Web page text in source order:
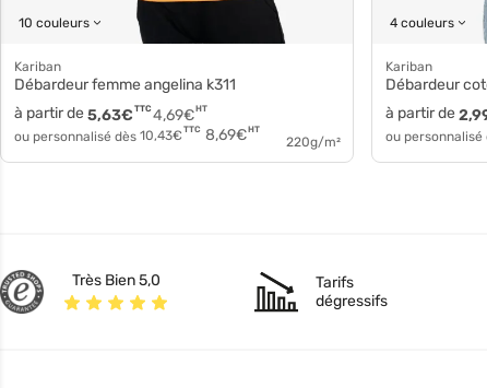
10 couleurs
Kariban
Débardeur femme angelina k311
à partir de
4,69€HT
5,63€ TTC
ou personnalisé dès 10,43€ TTC 8,69€HT
220g/m²
4 couleurs
Kariban
Débardeur
à partir de
ou personnalisé
Très Bien 5,0
Tarifs
dégressifs